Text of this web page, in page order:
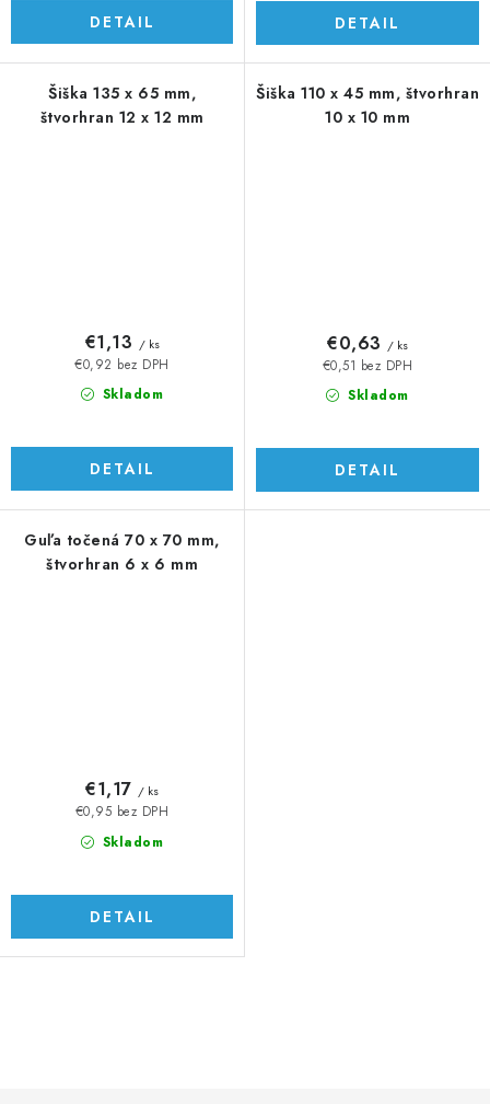
DETAIL DETAIL
Šiška 135 x 65 mm,
štvorhran 12 x 12 mm
Skladom
€0,92 bez DPH
€1,13 / ks
DETAIL
Šiška 110 x 45 mm, štvorhran
10 x 10 mm
Skladom
€0,51 bez DPH
€0,63 / ks
DETAIL
Guľa točená 70 x 70 mm,
štvorhran 6 x 6 mm
Skladom
€0,95 bez DPH
€1,17 / ks
DETAIL